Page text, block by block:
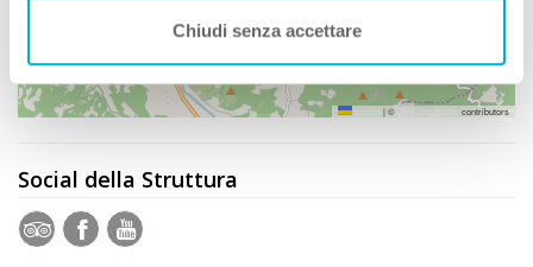
Chiudi senza accettare
|© contributors
Social della Struttura